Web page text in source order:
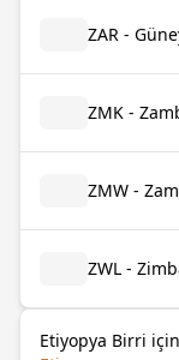
ZAR -
ZMK -
ZMW -
ZWL -
Etiyopya Birri